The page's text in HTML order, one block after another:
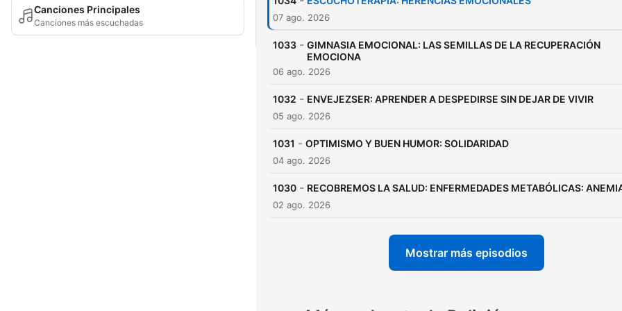
Canciones Principales
Canciones más escuchadas 07 ago. 2026
1033 - GIMNASIA EMOCIONAL: LAS SEMILLAS DE LA RECUPERACIÓN
EMOCIONA
06 ago. 2026
1032 - ENVEJEZSER: APRENDER A DESPEDIRSE SIN DEJAR DE VIVIR
05 ago. 2026
1031 - OPTIMISMO Y BUEN HUMOR: SOLIDARIDAD
04 ago. 2026
1030 - RECOBREMOS LA SALUD: ENFERMEDADES METABÓLICAS:
02 ago. 2026
Mostrar más episodios